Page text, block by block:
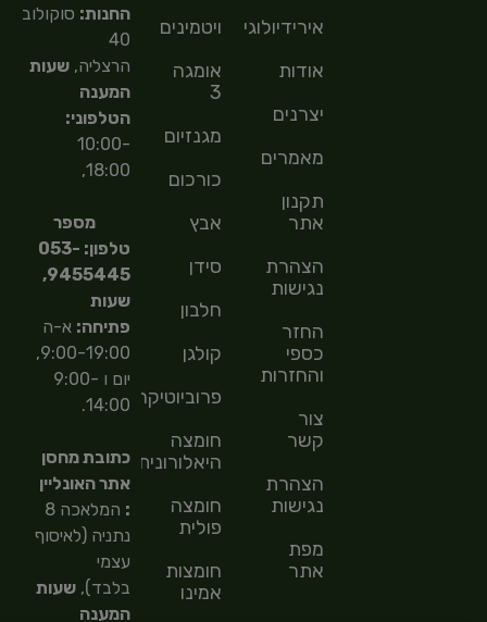
אירידיולוגיה
אודות
יצרנים
מאמרים
תקנון
אתר
הצהרת
נגישות
החזר
כספי
והחזרות
צור
קשר
הצהרת
נגישות
מפת
אתר
ויטמינים
אומגה
3
מגנזיום
כורכום
אבץ
סידן
חלבון
קולגן
פרוביוטיקה
חומצה
היאלורונית
חומצה
פולית
חומצות
אמינו
החנות: סוקולוב
40
הרצליה,שעות
המענה
הטלפוני:
10:00-
18:00,
מספר
טלפון: 053-
9455445,
שעות
פתיחה: א-ה
9:00-19:00,
יום ו 9:00-
14:00.
כתובת מחסן
אתר האונליין
:
המלאכה 8
נתניה (לאיסוף
עצמי
בלבד),שעות
המענה